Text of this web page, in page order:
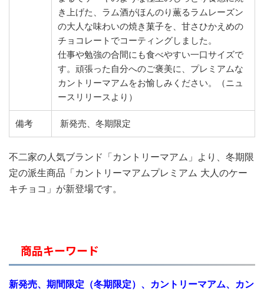
き上げた、ラム酒がほんのり薫るラムレーズン
の大人な味わいの焼き菓子を、甘さひかえめの
チョコレートでコーティングしました。
仕事や勉強の合間にも食べやすい一口サイズで
す。頑張った自分へのご褒美に、プレミアムな
カントリーマアムをお愉しみください。（ニュ
ースリリースより）
備考 新発売、冬期限定
不二家の人気ブランド「カントリーマアム」より、冬期限
定の派生商品「カントリーマアムプレミアム 大人のケー
キチョコ」が新登場です。
商品キーワード
新発売、期間限定（冬期限定）、カントリーマアム、カン